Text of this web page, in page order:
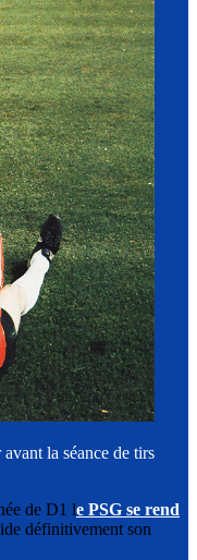
la séance de tirs
de D1 le PSG se rend
définitivement son